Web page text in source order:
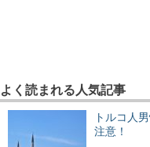
よく読まれる人気記事
トルコ人
注意！